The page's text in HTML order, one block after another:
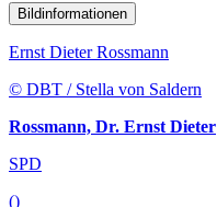
Bildinformationen
Ernst Dieter Rossmann
© DBT / Stella von Saldern
Rossmann, Dr. Ernst Dieter
SPD
()